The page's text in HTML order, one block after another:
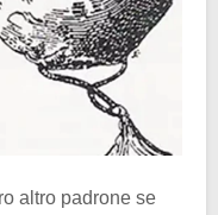
altro padrone se